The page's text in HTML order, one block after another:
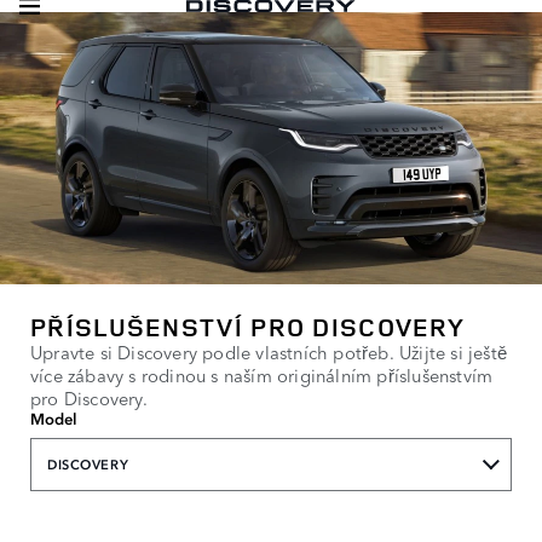
PŘÍSLUŠENSTVÍ PRO DISCOVERY
Upravte si Discovery podle vlastních potřeb. Užijte si ještě
více zábavy s rodinou s naším originálním příslušenstvím
pro Discovery.
Model
DISCOVERY